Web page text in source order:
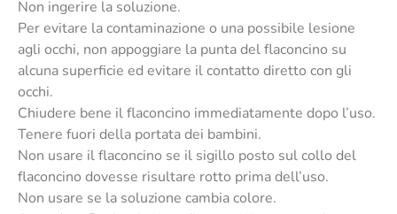
Non ingerire la soluzione.
Per evitare la contaminazione o una possibile lesione
agli occhi, non appoggiare la punta del flaconcino su
alcuna superficie ed evitare il contatto diretto con gli
occhi.
Chiudere bene il flaconcino immediatamente dopo l’uso.
Tenere fuori della portata dei bambini.
Non usare il flaconcino se il sigillo posto sul collo del
flaconcino dovesse risultare rotto prima dell’uso.
Non usare se la soluzione cambia colore.